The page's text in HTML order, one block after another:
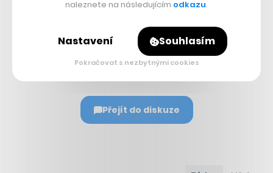
Sdílet článek
Přejít do diskuze
naleznete na následujícím odkazu.
Nastavení Souhlasím
Pokračovat s nezbytnými cookies